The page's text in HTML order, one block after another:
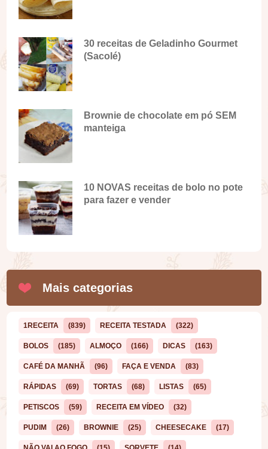
30 receitas de Geladinho Gourmet
(Sacolé)
Brownie de chocolate em pó SEM
manteiga
10 NOVAS receitas de bolo no pote
para fazer e vender
Mais categorias
1RECEITA (839) RECEITA TESTADA (322)
BOLOS (185) ALMOÇO (166) DICAS (163)
CAFÉ DA MANHÃ (96) FAÇA E VENDA (83)
RÁPIDAS (69) TORTAS (68) LISTAS (65)
PETISCOS (59) RECEITA EM VÍDEO (32)
PUDIM (26) BROWNIE (25) CHEESECAKE (17)